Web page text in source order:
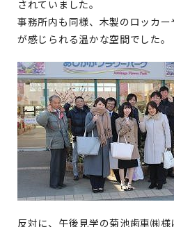
されていました。
事務所内も同様、木製のロッカ
が感じられる温かな空間でした。
反対に、午後見学の菊池歯車㈱